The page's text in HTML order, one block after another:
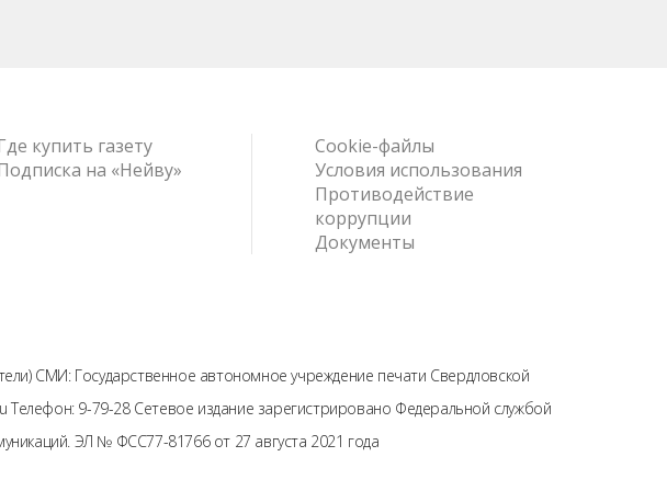
купить газету
на «Нейву»
Cookie-файлы
Условия использования
Противодействие
коррупции
Документы
СМИ: Государственное автономное учреждение печати Свердловской
Телефон: 9-79-28 Сетевое издание зарегистрировано Федеральной службой
ЭЛ № ФСС77-81766 от 27 августа 2021 года